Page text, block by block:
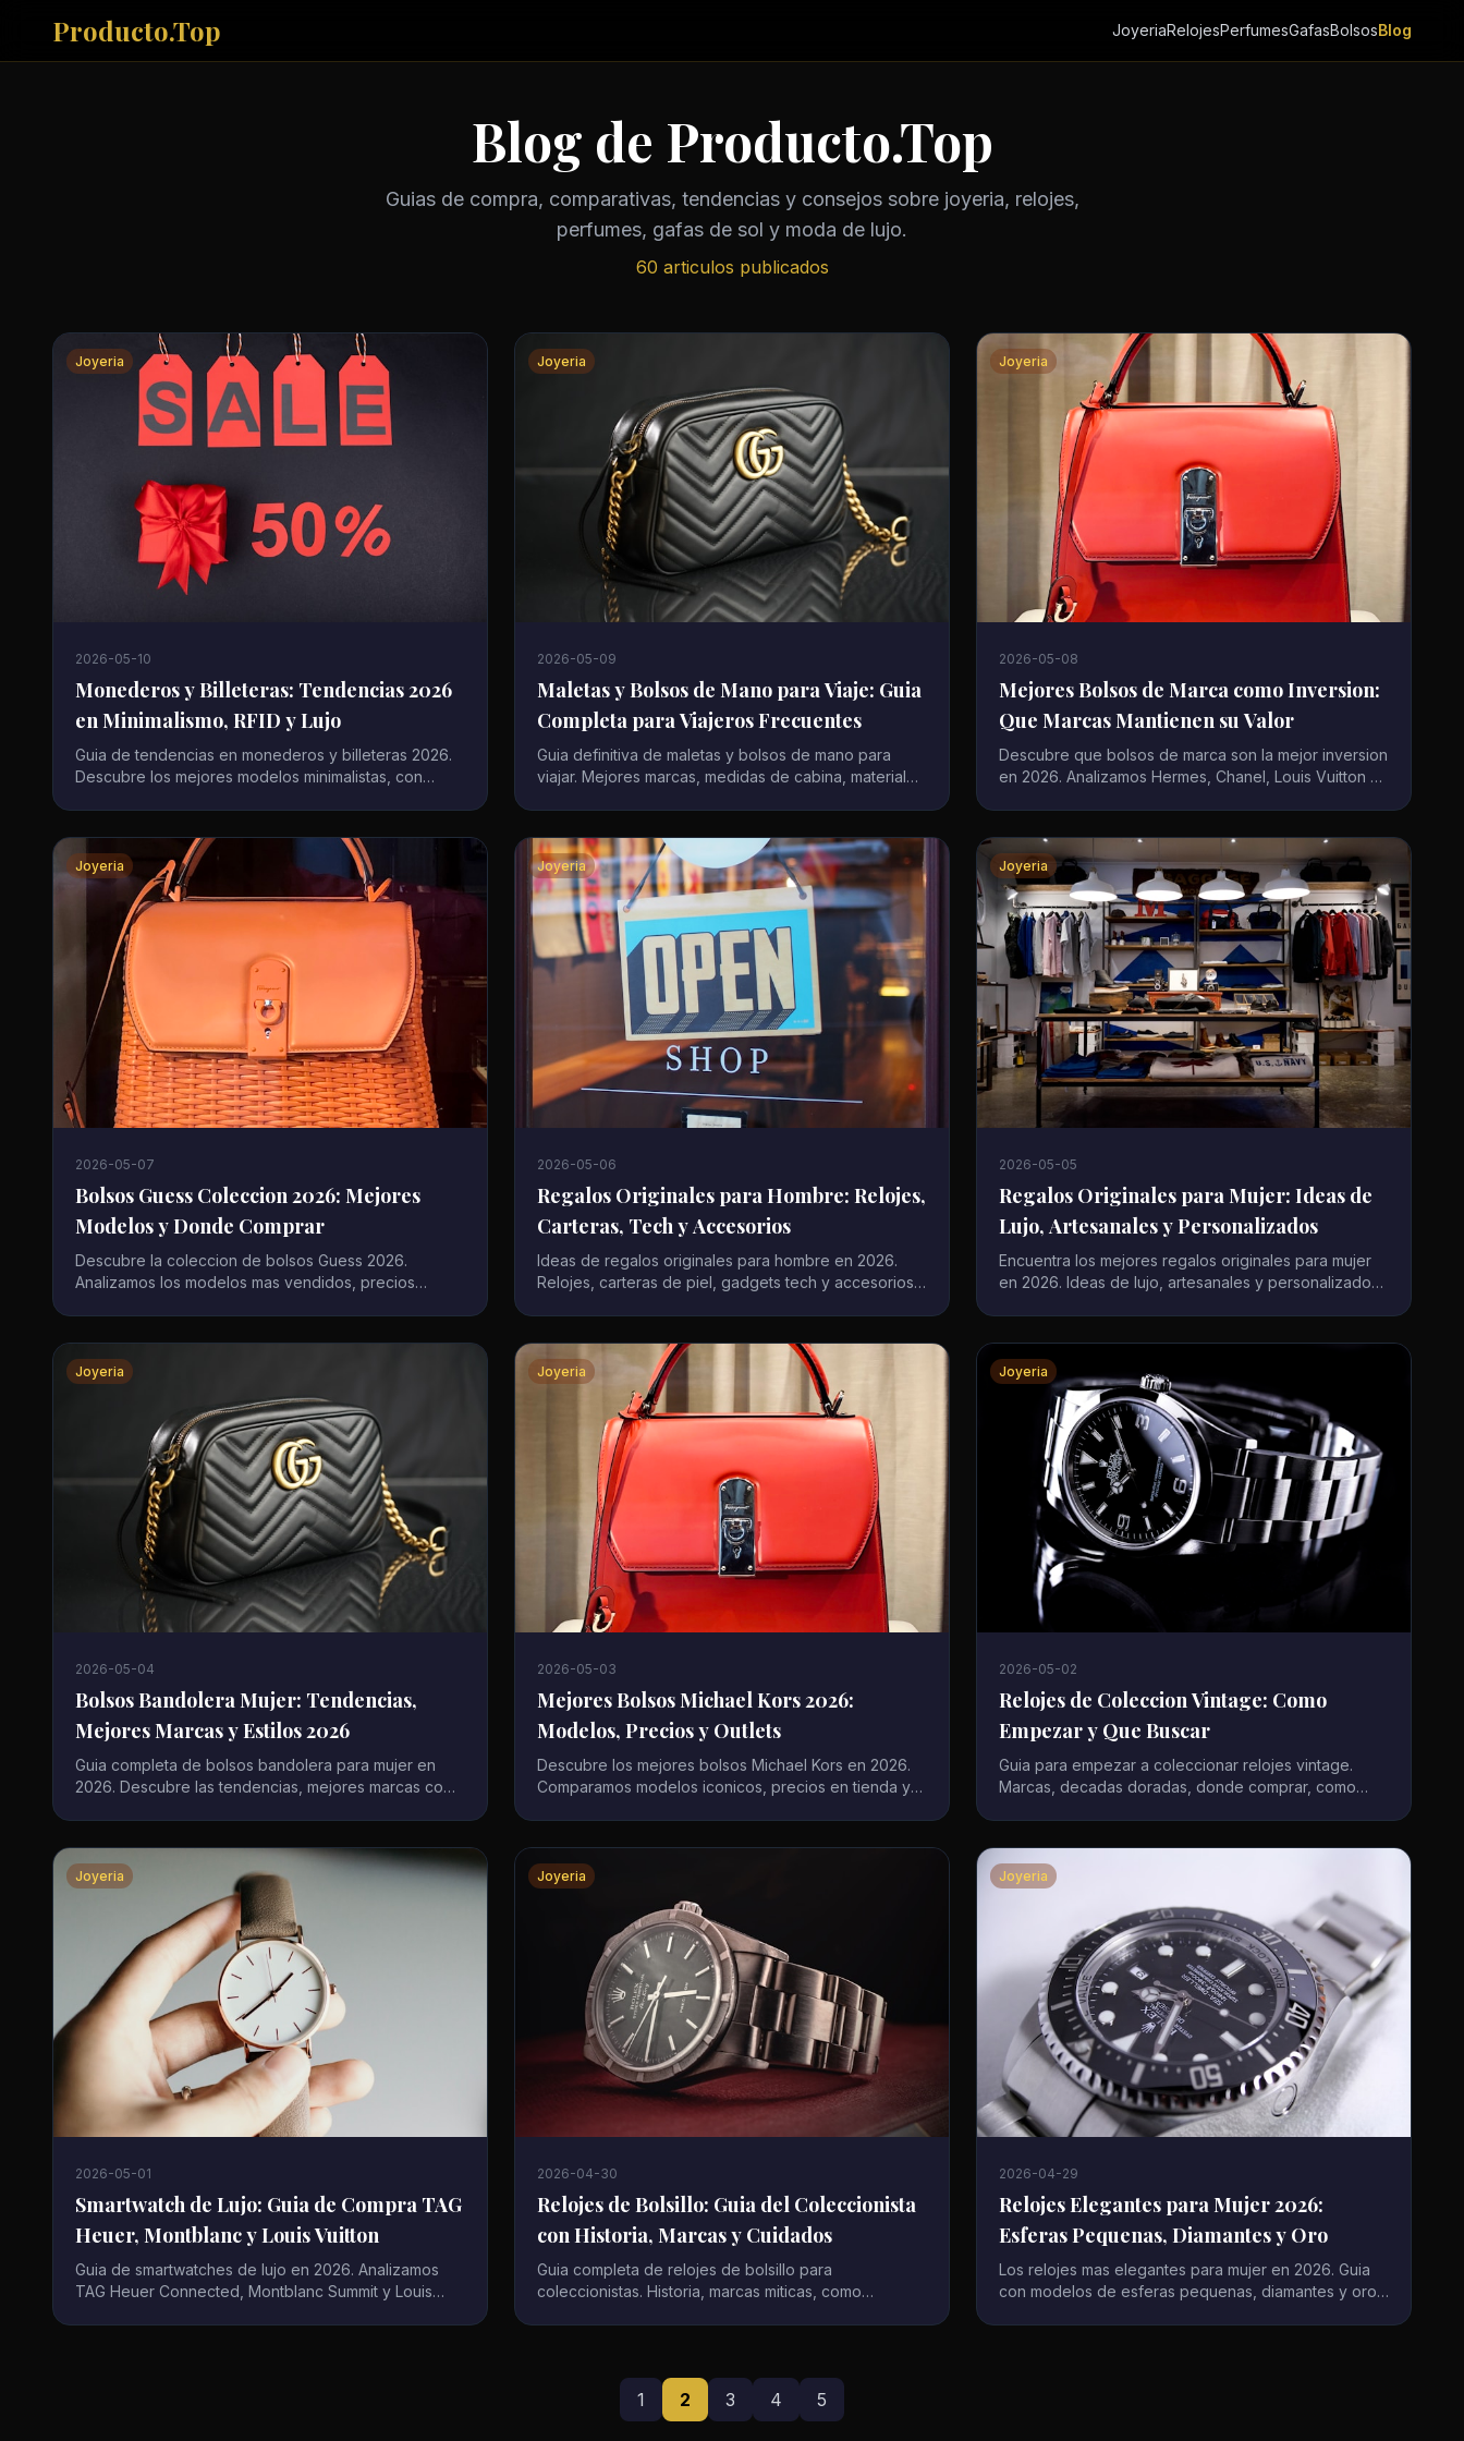
Producto.Top JoyeriaRelojesPerfumesGafasBolsosBlog
Blog de Producto.Top
Guias de compra, comparativas, tendencias y consejos sobre joyeria, relojes,
perfumes, gafas de sol y moda de lujo.
60 articulos publicados
Joyeria
2026-05-10
Monederos y Billeteras: Tendencias 2026
en Minimalismo, RFID y Lujo
Guia de tendencias en monederos y billeteras 2026.
Descubre los mejores modelos minimalistas, con
Joyeria
2026-05-09
Maletas y Bolsos de Mano para Viaje: Guia
Completa para Viajeros Frecuentes
Guia definitiva de maletas y bolsos de mano para
viajar. Mejores marcas, medidas de cabina, materiales
Joyeria
2026-05-08
Mejores Bolsos de Marca como Inversion:
Que Marcas Mantienen su Valor
Descubre que bolsos de marca son la mejor inversion
en 2026. Analizamos Hermes, Chanel, Louis Vuitton y
Joyeria
2026-05-07
Bolsos Guess Coleccion 2026: Mejores
Modelos y Donde Comprar
Descubre la coleccion de bolsos Guess 2026.
Analizamos los modelos mas vendidos, precios
Joyeria
2026-05-06
Regalos Originales para Hombre: Relojes,
Carteras, Tech y Accesorios
Ideas de regalos originales para hombre en 2026.
Relojes, carteras de piel, gadgets tech y accesorios
Joyeria
2026-05-05
Regalos Originales para Mujer: Ideas de
Lujo, Artesanales y Personalizados
Encuentra los mejores regalos originales para mujer
en 2026. Ideas de lujo, artesanales y personalizados
Joyeria
2026-05-04
Bolsos Bandolera Mujer: Tendencias,
Mejores Marcas y Estilos 2026
Guia completa de bolsos bandolera para mujer en
2026. Descubre las tendencias, mejores marcas como
Joyeria
2026-05-03
Mejores Bolsos Michael Kors 2026:
Modelos, Precios y Outlets
Descubre los mejores bolsos Michael Kors en 2026.
Comparamos modelos iconicos, precios en tienda y
Joyeria
2026-05-02
Relojes de Coleccion Vintage: Como
Empezar y Que Buscar
Guia para empezar a coleccionar relojes vintage.
Marcas, decadas doradas, donde comprar, como
Joyeria
2026-05-01
Smartwatch de Lujo: Guia de Compra TAG
Heuer, Montblanc y Louis Vuitton
Guia de smartwatches de lujo en 2026. Analizamos
TAG Heuer Connected, Montblanc Summit y Louis
Joyeria
2026-04-30
Relojes de Bolsillo: Guia del Coleccionista
con Historia, Marcas y Cuidados
Guia completa de relojes de bolsillo para
coleccionistas. Historia, marcas miticas, como
Joyeria
2026-04-29
Relojes Elegantes para Mujer 2026:
Esferas Pequenas, Diamantes y Oro
Los relojes mas elegantes para mujer en 2026. Guia
con modelos de esferas pequenas, diamantes y oro
1 2 3 4 5